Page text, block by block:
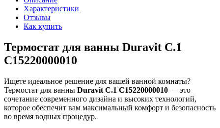
Характеристики
Отзывы
Как купить
Термостат для ванны Duravit С.1
C15220000010
Ищете идеальное решение для вашей ванной комнаты?
Термостат для ванны Duravit С.1 C15220000010 — это
сочетание современного дизайна и высоких технологий,
которое обеспечит вам максимальный комфорт и безопасность
во время водных процедур.